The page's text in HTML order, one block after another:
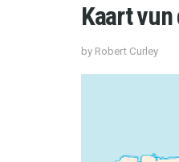
Kaart
by Robert Curley